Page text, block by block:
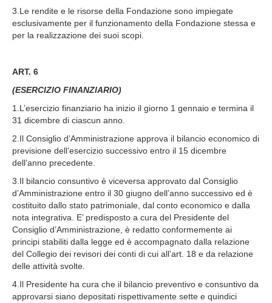
3.Le rendite e le risorse della Fondazione sono impiegate
esclusivamente per il funzionamento della Fondazione stessa e
per la realizzazione dei suoi scopi.
ART. 6
(ESERCIZIO FINANZIARIO)
1.L’esercizio finanziario ha inizio il giorno 1 gennaio e termina il
31 dicembre di ciascun anno.
2.Il Consiglio d’Amministrazione approva il bilancio economico di
previsione dell’esercizio successivo entro il 15 dicembre
dell’anno precedente.
3.Il bilancio consuntivo è viceversa approvato dal Consiglio
d’Amministrazione entro il 30 giugno dell’anno successivo ed è
costituito dallo stato patrimoniale, dal conto economico e dalla
nota integrativa. E’ predisposto a cura del Presidente del
Consiglio d’Amministrazione, è redatto conformemente ai
principi stabiliti dalla legge ed è accompagnato dalla relazione
del Collegio dei revisori dei conti di cui all’art. 18 e da relazione
delle attività svolte.
4.Il Presidente ha cura che il bilancio preventivo e consuntivo da
approvarsi siano depositati rispettivamente sette e quindici